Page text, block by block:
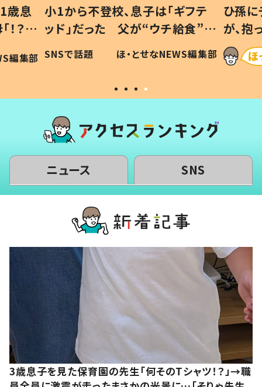
歳息
？」
編集部
小1から不登校、息子は「ギフテ
ッド」だった 父が“ウチ給食”を
作り続ける理由とは #令和の親
#令和の子
SNSで話題 ほ・とせなNEWS編集部
ひ孫
が、
「涙が
い」
ニュース SNS
3歳息子を見た保育園の先生「何そのTシャツ！？」→職